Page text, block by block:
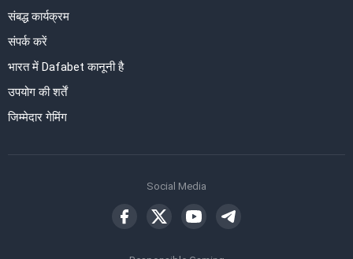
संबद्ध कार्यक्रम
संपर्क करें
भारत में Dafabet कानूनी है
उपयोग की शर्तें
जिम्मेदार गेमिंग
Social Media